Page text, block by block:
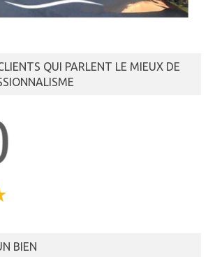
QUI PARLENT LE MIEUX DE
BIEN